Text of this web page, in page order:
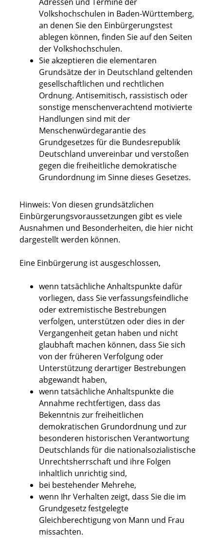
Volkshochschulen in Baden-Württemberg,
an denen Sie den Einbürgerungstest
ablegen können, finden Sie auf den Seiten
der Volkshochschulen.
Sie akzeptieren die elementaren
Grundsätze der in Deutschland geltenden
gesellschaftlichen und rechtlichen
Ordnung. Antisemitisch, rassistisch oder
sonstige menschenverachtend motivierte
Handlungen sind mit der
Menschenwürdegarantie des
Grundgesetzes für die Bundesrepublik
Deutschland unvereinbar und verstoßen
gegen die freiheitliche demokratische
Grundordnung im Sinne dieses Gesetzes.
Hinweis: Von diesen grundsätzlichen
Einbürgerungsvoraussetzungen gibt es viele
Ausnahmen und Besonderheiten, die hier nicht
dargestellt werden können.
Eine Einbürgerung ist ausgeschlossen,
wenn tatsächliche Anhaltspunkte dafür
vorliegen, dass Sie verfassungsfeindliche
oder extremistische Bestrebungen
verfolgen, unterstützen oder dies in der
Vergangenheit getan haben und nicht
glaubhaft machen können, dass Sie sich
von der früheren Verfolgung oder
Unterstützung derartiger Bestrebungen
abgewandt haben,
wenn tatsächliche Anhaltspunkte die
Annahme rechtfertigen, dass das
Bekenntnis zur freiheitlichen
demokratischen Grundordnung und zur
besonderen historischen Verantwortung
Deutschlands für die nationalsozialistische
Unrechtsherrschaft und ihre Folgen
inhaltlich unrichtig sind,
bei bestehender Mehrehe,
wenn Ihr Verhalten zeigt, dass Sie die im
Grundgesetz festgelegte
Gleichberechtigung von Mann und Frau
missachten.